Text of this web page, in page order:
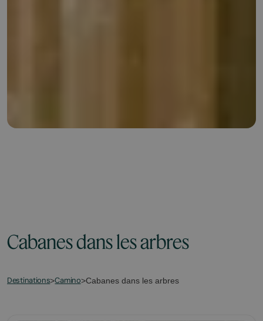
Cabanes dans les arbres
Destinations>Camino>Cabanes dans les arbres